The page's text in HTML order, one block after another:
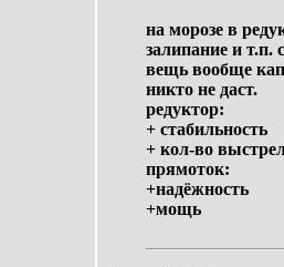
на морозе в
залипание и т.п.
вещь вообще
никто не даст.
редуктор:
+ стабильность
+ кол-во
прямоток:
+надёжность
+мощь